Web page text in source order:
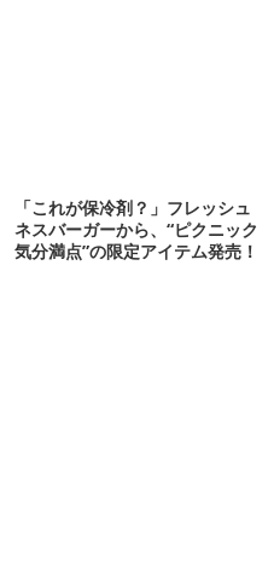
「これが保冷剤？」フレッシュ
ネスバーガーから、“ピクニック
気分満点”の限定アイテム発売！